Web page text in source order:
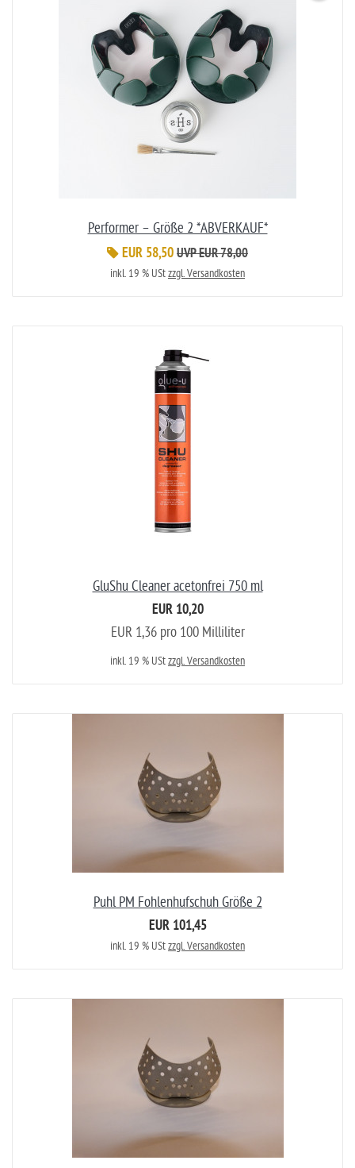
Performer – Größe 2 *ABVERKAUF*
EUR 58,50 UVP EUR 78,00
inkl. 19 % UStzzgl. Versandkosten
GluShu Cleaner acetonfrei 750 ml
EUR 10,20
EUR 1,36 pro 100 Milliliter
inkl. 19 % UStzzgl. Versandkosten
Puhl PM Fohlenhufschuh Größe 2
EUR 101,45
inkl. 19 % UStzzgl. Versandkosten